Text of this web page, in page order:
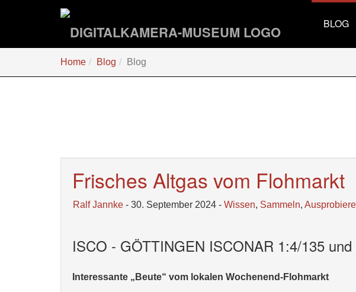
BLOG
sind
Home Blog Blog
Frisches Altgas vom Flohmarkt
Ralf Jannke - 30. September 2024 - Wissen, Sammeln,
ISCO - GÖTTINGEN ISCONAR 1:4/135
Interessante „Beute“ vom lokalen Wochenend-Flohmarkt